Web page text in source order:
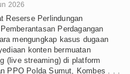
2026
Reserse Perlindungan
Perdagangan
mengungkap kasus dugaan
konten bermuatan
(live streaming) di platform
PPO Polda Sumut, Kombes . . .